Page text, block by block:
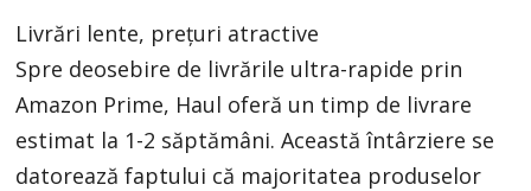
Livrări lente, prețuri atractive
Spre deosebire de livrările ultra-rapide prin
Amazon Prime, Haul oferă un timp de livrare
estimat la 1-2 săptămâni. Această întârziere se
datorează faptului că majoritatea produselor